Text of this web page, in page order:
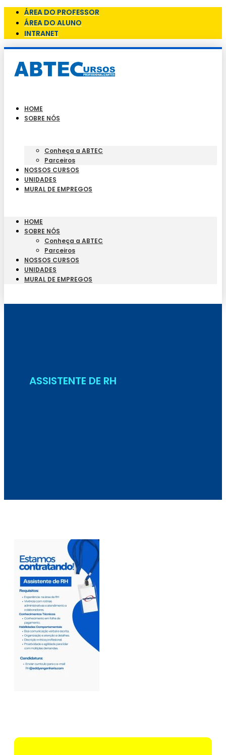
ÁREA DO PROFESSOR
ÁREA DO ALUNO
INTRANET
HOME
SOBRE NÓS
Conheça a ABTEC
Parceiros
NOSSOS CURSOS
UNIDADES
MURAL DE EMPREGOS
HOME
SOBRE NÓS
Conheça a ABTEC
Parceiros
NOSSOS CURSOS
UNIDADES
MURAL DE EMPREGOS
ASSISTENTE DE RH